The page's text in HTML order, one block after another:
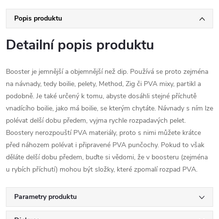
Popis produktu
Detailní popis produktu
Booster je jemnější a objemnější než dip. Používá se proto zejména
na návnady, tedy boilie, pelety, Method, Zig či PVA mixy, partikl a
podobně. Je také určený k tomu, abyste dosáhli stejné příchutě
vnadícího boilie, jako má boilie, se kterým chytáte. Návnady s ním lze
polévat delší dobu předem, vyjma rychle rozpadavých pelet.
Boostery nerozpouští PVA materiály, proto s nimi můžete krátce
před náhozem polévat i připravené PVA punčochy. Pokud to však
děláte delší dobu předem, buďte si vědomi, že v boosteru (zejména
u rybích příchutí) mohou být složky, které zpomalí rozpad PVA.
Parametry produktu